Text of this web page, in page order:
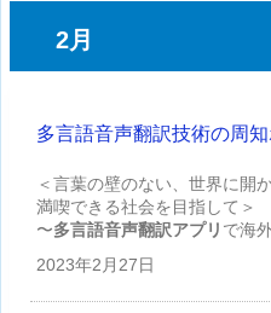
2月
多言語音声翻訳技術の周
＜言葉の壁のない、世界に開
満喫できる社会を目指して＞
〜多言語音声翻訳アプリ で海
2023年2月27日